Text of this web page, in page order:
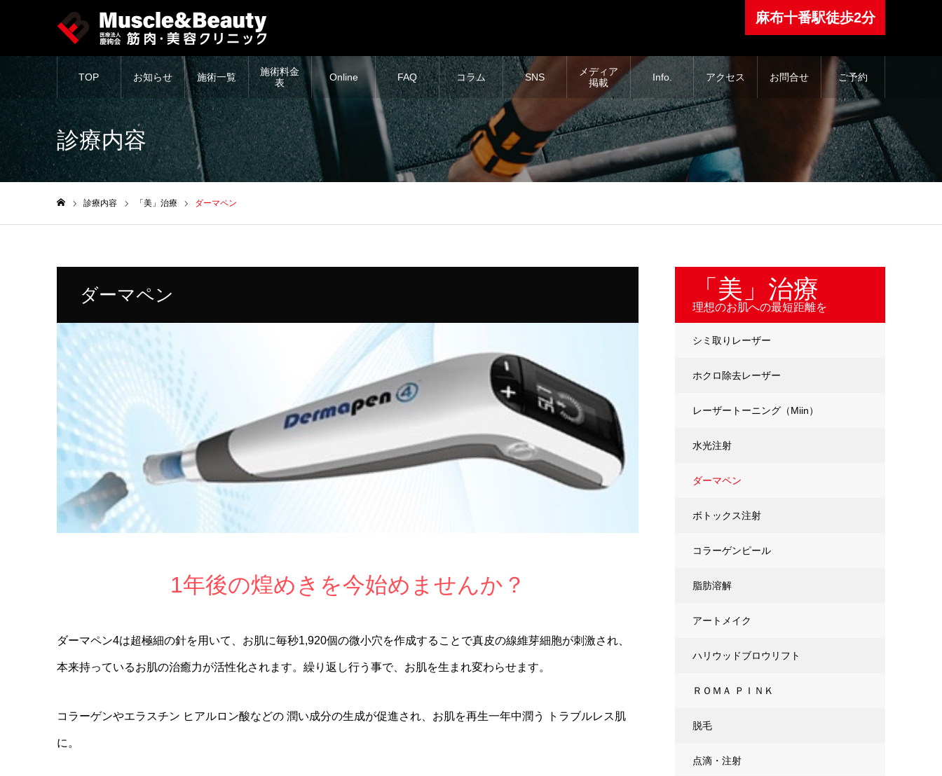
⿇布⼗番駅徒歩2分
TOP お知らせ 施術一覧
施術料金
表
Online FAQ コラム SNS
メディア
掲載
Info. アクセス お問合せ ご予約
診療内容
診療内容 「美」治療 ダーマペン
ダーマペン
1年後の煌めきを今始めませんか？
ダーマペン4は超極細の針を用いて、お肌に毎秒1,920個の微小穴を作成することで真皮の線維芽細胞が刺激され、
本来持っているお肌の治癒力が活性化されます。繰り返し行う事で、お肌を生まれ変わらせます。
コラーゲンやエラスチン ヒアルロン酸などの 潤い成分の生成が促進され、お肌を再生一年中潤う トラブルレス肌
に。
「美」治療
理想のお肌への最短距離を
シミ取りレーザー
ホクロ除去レーザー
レーザートーニング（Miin）
水光注射
ダーマペン
ボトックス注射
コラーゲンピール
脂肪溶解
アートメイク
ハリウッドブロウリフト
ＲＯＭＡ ＰＩＮＫ
脱毛
点滴・注射